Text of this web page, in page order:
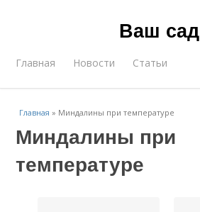
Ваш сад
Главная Новости Статьи
Главная » Миндалины при температуре
Миндалины при
температуре